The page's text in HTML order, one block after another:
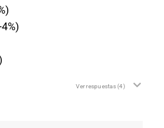
Ver respuestas(4)